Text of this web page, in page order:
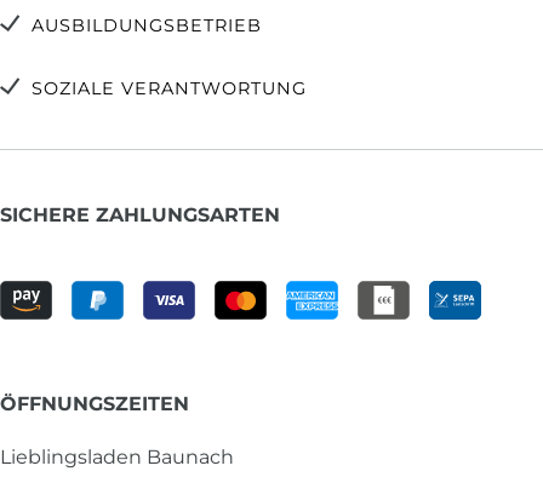
AUSBILDUNGSBETRIEB
SOZIALE VERANTWORTUNG
SICHERE ZAHLUNGSARTEN
ÖFFNUNGSZEITEN
Lieblingsladen Baunach